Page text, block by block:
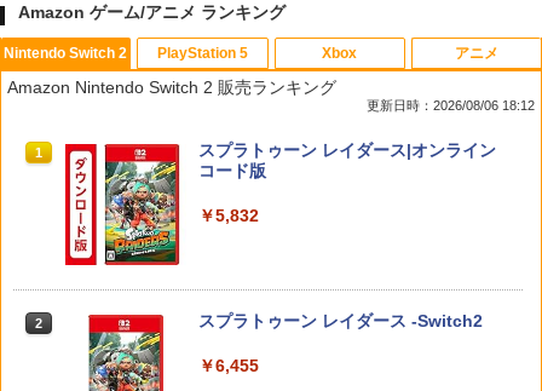
1
任天堂 スプラトゥーン レイダース【Swi
tch 2】 BEEPAADLA [BEEPAADLA]
ス
￥6,750
1
PS5用 冷却ファン クーリングファン LE
Dライト付き 静音 装着簡単 排熱 熱対策
USBポート付き PlayStation 5 通常版 デ
【メール便】
2
se® and DualSense Edge™ ワイヤレ
イセンス商品】 国内2年保証
1
Switch2 ケース スイッチ2 Nintendo 対
応 スイッチ スイッチツー 名入れ かわい
い ニンテンドースイッチ カバー ポーチ
ト ケーブル 収納可能 ポーチ クリスマス
ギフト クリスマス プレゼント 送料無料
￥1,300
Nintendo 対応 スイッチ スイッチツー
ポーチ ストラップ付属 オシャレ ソフト
1 この世界の片隅に【Blu-ray】 [ のん ]
Amazon ゲーム/アニメ ランキング
Nintendo Switch 2
Amazon Nintendo Switch 2 販売ランキング
更新日時：2026/08/06 18:12
1
スプラトゥーン レイダース|オンライン
コード版
￥5,832
2 スプラトゥーン レイダース -Switch2
￥6,455
PlayStation 5 Xbox アニメ